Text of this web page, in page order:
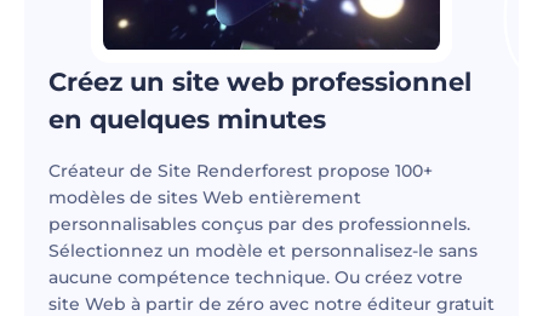
Créez un site web professionnel
en quelques minutes
Créateur de Site Renderforest propose 100+
modèles de sites Web entièrement
personnalisables conçus par des professionnels.
Sélectionnez un modèle et personnalisez-le sans
aucune compétence technique. Ou créez votre
site Web à partir de zéro avec notre éditeur gratuit